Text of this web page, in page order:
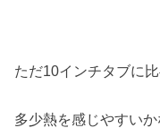
ただ10インチタブに比
多少熱を感じやすい